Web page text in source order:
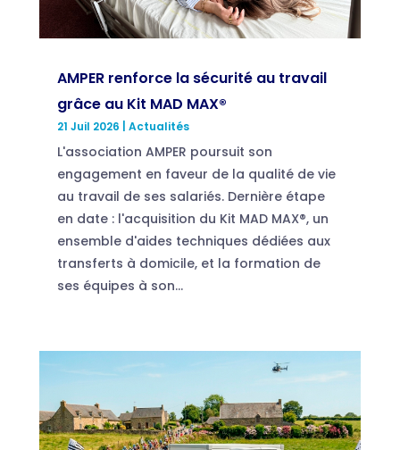
AMPER renforce la sécurité au travail
grâce au Kit MAD MAX®
21 Juil 2026 Actualités
L'association AMPER poursuit son
engagement en faveur de la qualité de vie
au travail de ses salariés. Dernière étape
en date : l'acquisition du Kit MAD MAX®, un
ensemble d'aides techniques dédiées aux
transferts à domicile, et la formation de
ses équipes à son...